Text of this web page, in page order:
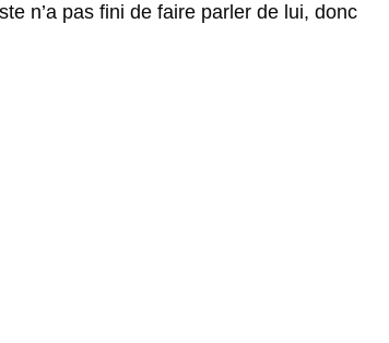
n’a pas fini de faire parler de lui, donc